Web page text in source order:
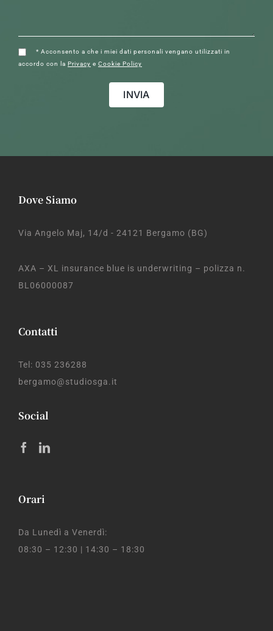
* Acconsento a che i miei dati personali vengano utilizzati in
accordo con la Privacy e Cookie Policy
Dove Siamo
Via Angelo Maj, 14/d - 24121 Bergamo (BG)
AXA – XL insurance blue is underwriting – polizza n.
BL06000087
Contatti
Tel: 035 236288
bergamo@studiosga.it
Social
Orari
Da Lunedì a Venerdì:
08:30 – 12:30 | 14:30 – 18:30